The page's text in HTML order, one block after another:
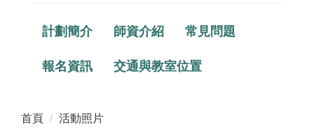
計劃簡介 師資介紹 常見問題
報名資訊 交通與教室位置
首頁 活動照片